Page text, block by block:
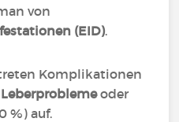
von
(EID).
Komplikationen
Leberproblemeoder
%) auf.